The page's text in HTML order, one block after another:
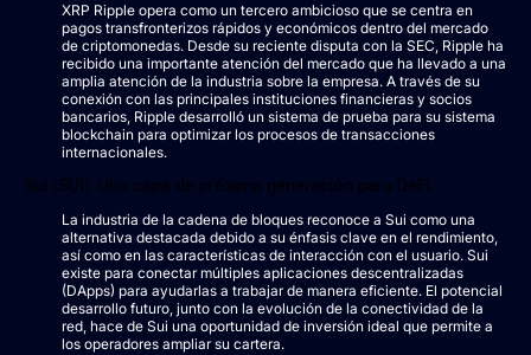
XRP Ripple opera como un tercero ambicioso que se centra en
pagos transfronterizos rápidos y económicos dentro del mercado
de criptomonedas. Desde su reciente disputa con la SEC, Ripple ha
recibido una importante atención del mercado que ha llevado a una
amplia atención de la industria sobre la empresa. A través de su
conexión con las principales instituciones financieras y socios
bancarios, Ripple desarrolló un sistema de prueba para su sistema
blockchain para optimizar los procesos de transacciones
internacionales.
Sui (SUI): Una capa de próxima generación para DeFi
La industria de la cadena de bloques reconoce a Sui como una
alternativa destacada debido a su énfasis clave en el rendimiento,
así como en las características de interacción con el usuario. Sui
existe para conectar múltiples aplicaciones descentralizadas
(DApps) para ayudarlas a trabajar de manera eficiente. El potencial
desarrollo futuro, junto con la evolución de la conectividad de la
red, hace de Sui una oportunidad de inversión ideal que permite a
los operadores ampliar su cartera.